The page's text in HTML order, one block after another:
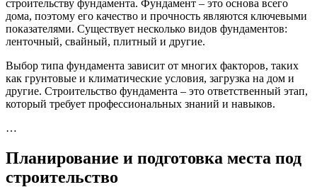
строительству фундамента. Фундамент – это основа всего
дома, поэтому его качество и прочность являются ключевыми
показателями. Существует несколько видов фундаментов:
ленточный, свайный, плитный и другие.
Выбор типа фундамента зависит от многих факторов, таких
как грунтовые и климатические условия, загрузка на дом и
другие. Строительство фундамента – это ответственный этап,
который требует профессиональных знаний и навыков.
…
Планирование и подготовка места под
строительство